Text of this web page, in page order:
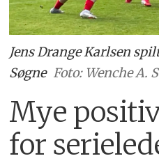
Jens Drange Karlsen
Søgne Foto: Wenche A.
Mye
for